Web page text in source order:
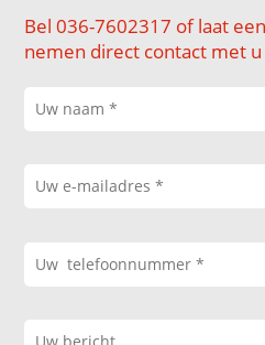
Bel 036-7602317 of laat
nemen direct contact met u